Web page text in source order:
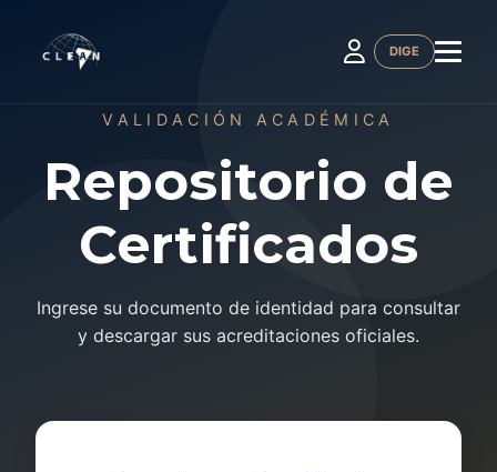
DIGE
VALIDACIÓN ACADÉMICA
Repositorio de
Certificados
Ingrese su documento de identidad para consultar
y descargar sus acreditaciones oficiales.